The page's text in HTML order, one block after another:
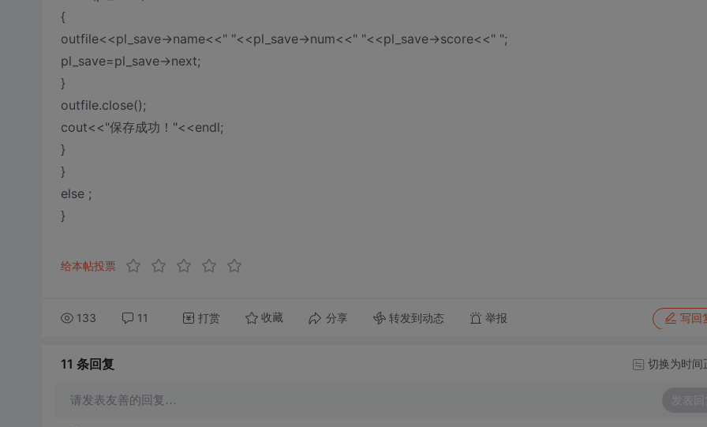
{
outfile<<pl_save->name<<" "<<pl_save->num<<" "<<pl_save->score<<" ";
pl_save=pl_save->next;
}
outfile.close();
cout<<"保存成功！"<<endl;
}
}
else ;
}
给本帖投票
133 11 打赏 收藏 分享 转发到动态 举报 写回
11 条回复 切换为时间
请发表友善的回复… 发表回